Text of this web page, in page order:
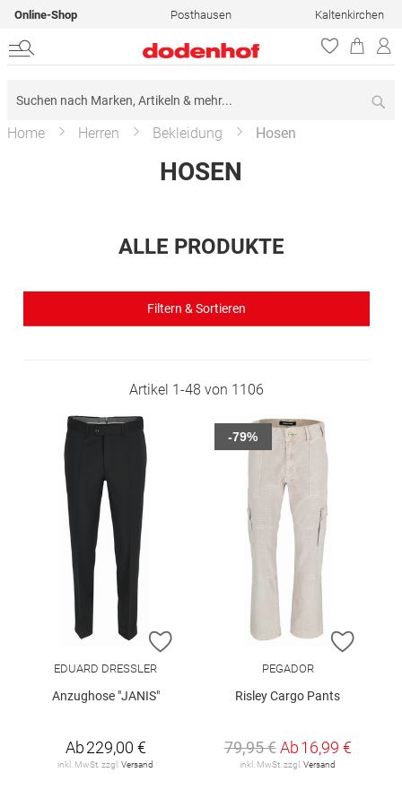
Online-Shop Posthausen Kaltenkirchen
Home Herren Bekleidung Hosen
HOSEN
ALLE PRODUKTE
Filtern & Sortieren
Artikel 1-48 von 1106
ZUR WUNSCHLISTE HINZUFÜGEN
EDUARD DRESSLER
Anzughose "JANIS"
Ab229,00 €
inkl. MwSt. zzgl. Versand
ZUR
PEGADOR
Risley Cargo Pants
79,95 € Ab16,99 €
inkl. MwSt. zzgl. Versand
-79%